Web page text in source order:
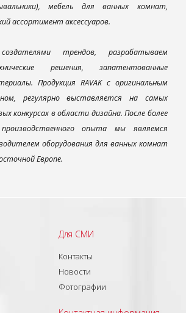
мебель для ванных комнат,
ассортимент аксессуаров.
трендов, разрабатываем
решения, запатентованные
Продукция RAVAK с оригинальным
регулярно выставляется на самых
конкурсах в области дизайна. После более
опыта мы являемся
оборудования для ванных комнат
Европе.
Для СМИ
Контакты
Новости
Фотографии